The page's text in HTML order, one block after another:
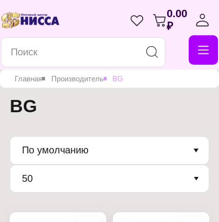
0.00
₽
Главная Производитель BG
BG
По умолчанию
50